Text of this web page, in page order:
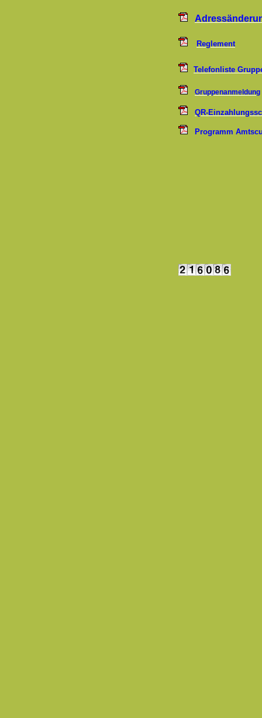
Reglement
Telefonliste
Gruppenanmeldung
QR-
Programm